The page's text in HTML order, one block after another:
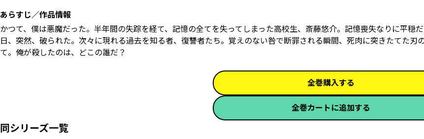
あらすじ／作品情報
かつて、僕は悪魔だった。半年間の失踪を経て、記憶の全てを失ってしまった高校生、斎藤悠介。記憶喪失なりに平穏
日、突然、破られた。次々に現れる過去を知る者、復讐者たち。覚えのない咎で断罪される瞬間、死肉に突きたてた
て。俺が殺したのは、どこの誰だ？
全巻購入する
全巻カートに追加する
同シリーズ一覧